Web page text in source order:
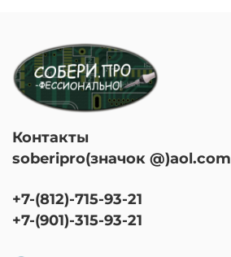
Контакты
soberipro(значок @)aol.com
+7-(812)-715-93-21
+7-(901)-315-93-21